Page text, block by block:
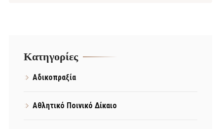
Kατηγορίες
Αδικοπραξία
Αθλητικό Ποινικό Δίκαιο